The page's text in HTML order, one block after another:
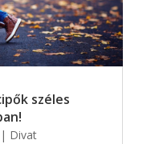
széles
| Divat